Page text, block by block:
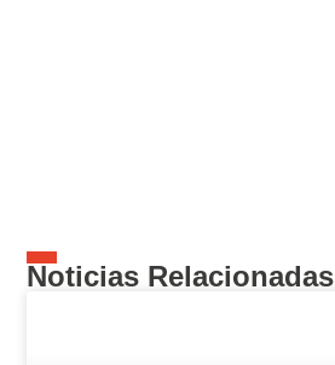
Noticias Relacionadas